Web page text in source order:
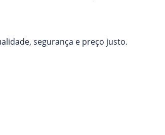
segurança e preço justo.